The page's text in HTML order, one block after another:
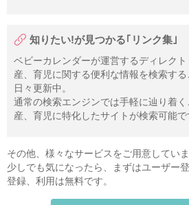
知りたい!が見つかる｢リンク集｣
ベビーカレンダーが運営するディレク
産、育児に関する便利な情報を検索す
日々更新中。
通常の検索エンジンでは手軽に辿り着
産、育児に特化したサイトが検索可能で
その他、様々なサービスをご用意していま
少しでも気になったら、まずはユーザー
登録、利用は無料です。